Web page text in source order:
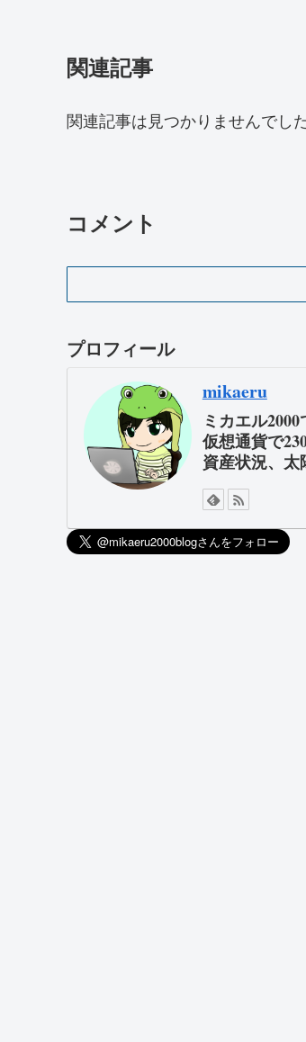
関連記事
関連記事は見つかりませんでした
コメント
プロフィール
mikaeru
ミカエル2000
仮想通貨で
資産状況、